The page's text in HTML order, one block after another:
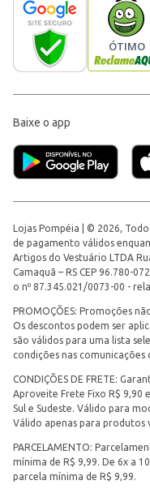
Baixe o app
Lojas Pompéia | © 2026,
de pagamento válidos
Artigos do Vestuário LTDA
Camaquã – RS CEP 96.780-
o nº 87.345.021/0073-00 -
PROMOÇÕES: Promoções
Os descontos podem ser
são válidos para uma lista
condições nas comunicações
CONDIÇÕES DE FRETE:
Aproveite Frete Fixo R$ 9,90
Sul e Sudeste. Válido para
Válido apenas para produtos
PARCELAMENTO:
mínima de R$ 9,99. De 6x a
parcela mínima de R$ 9,99.